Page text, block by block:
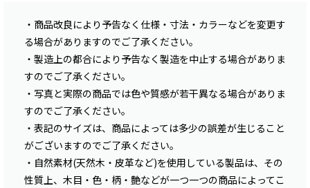
・商品改良により予告なく仕様・寸法・カラーなどを変更す
る場合がありますのでご了承ください。
・製造上の都合により予告なく製造を中止する場合がありま
すのでご了承ください。
・写真と実際の商品では色や質感が若干異なる場合がありま
すのでご了承ください。
・表記のサイズは、商品によっては多少の誤差が生じること
がございますのでご了承ください。
・自然素材(天然木・皮革など)を使用している製品は、その
性質上、木目・色・柄・艶などが一つ一つの商品によってこ